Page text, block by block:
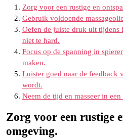
Zorg voor een rustige en
Gebruik voldoende
Oefen de juiste druk uit tijdens
niet te hard.
Focus op de spanning in
maken.
Luister goed naar de feedback
wordt.
Neem de tijd en masseer in
Zorg voor een rustige
omgeving.